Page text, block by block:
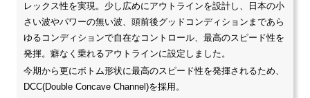
レックス性を実現。少し広めにアウトラインを設計し、日本の小
さい波やパワーの無い波、頭前後グッドコンディションまであら
ゆるコンディションで自在なコントロール、最高のスピード性を
発揮。癖なく乗れるアウトラインに設定しました。
今期から更にボトム形状に最高のスピード性を発揮されるため、
DCC(Double Concave Channel)を採用。